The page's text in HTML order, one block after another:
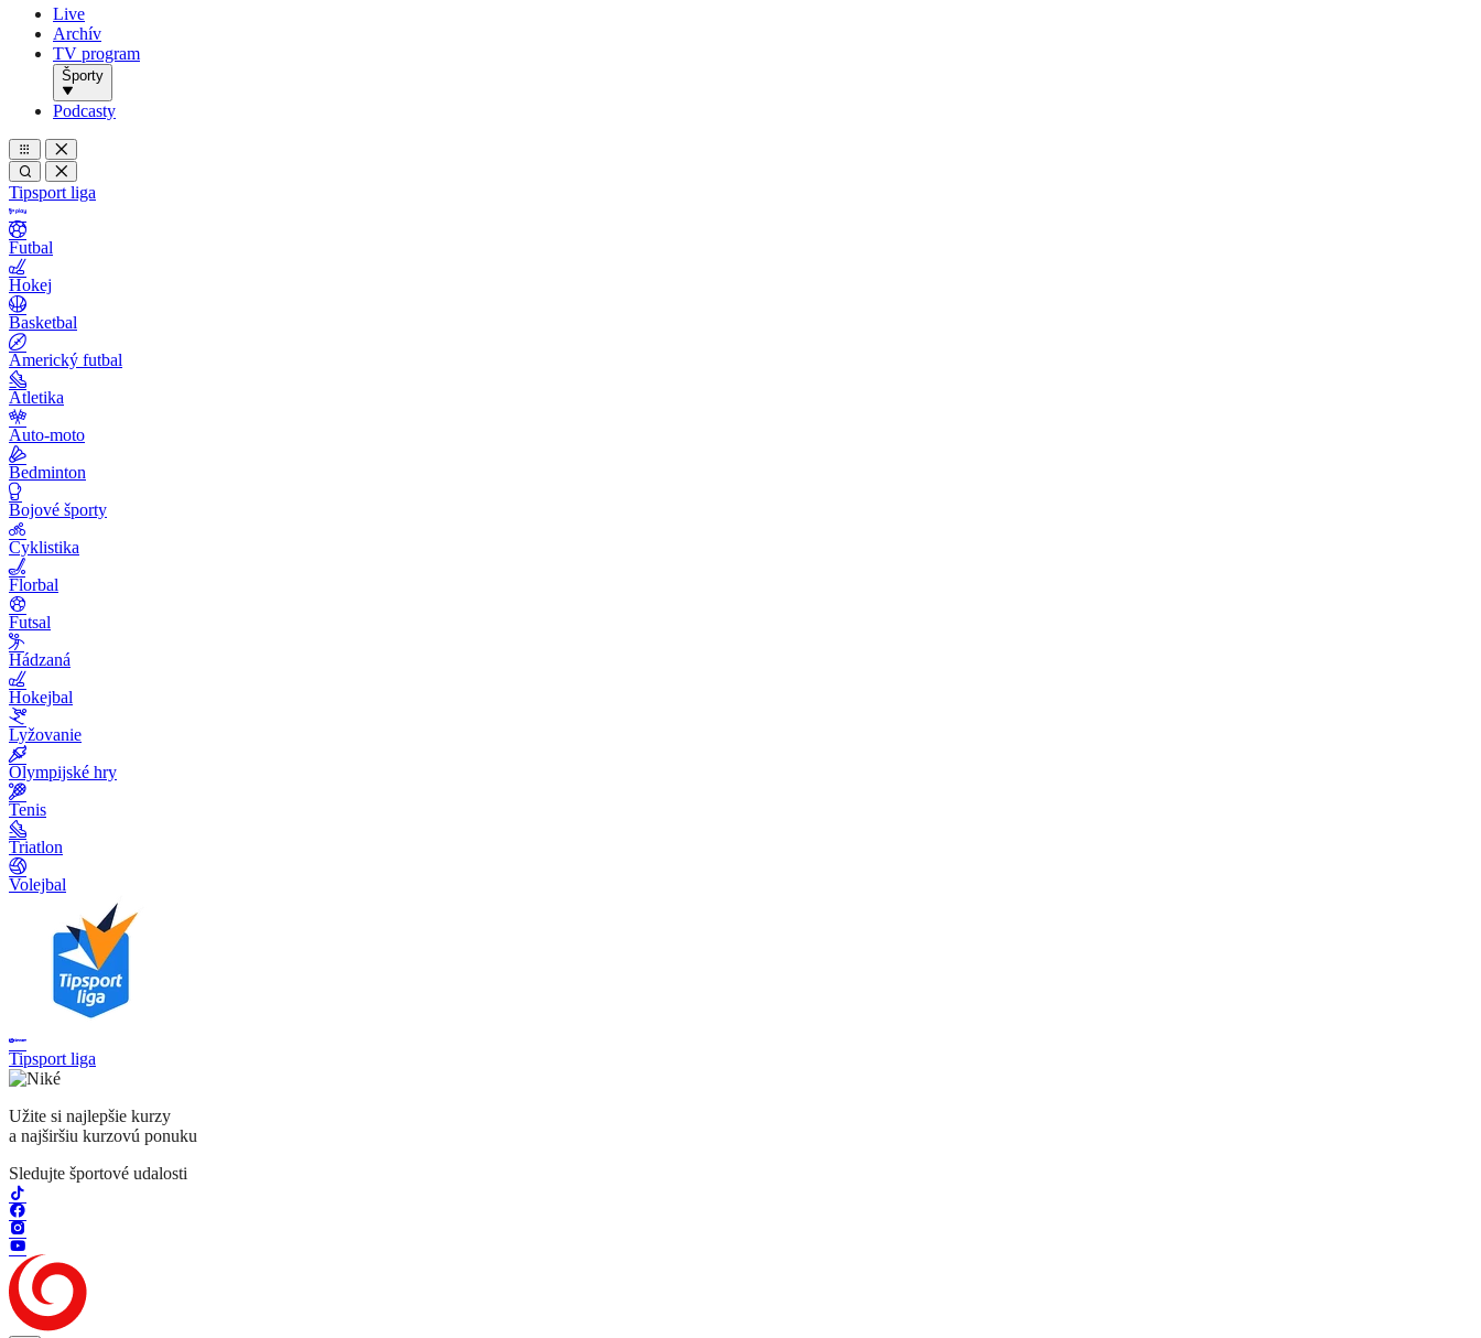
Live
Archív
TV program
Športy
Podcasty
Tipsport liga
Futbal
Hokej
Basketbal
Americký futbal
Atletika
Auto-moto
Bedminton
Bojové športy
Cyklistika
Florbal
Futsal
Hádzaná
Hokejbal
Lyžovanie
Olympijské hry
Tenis
Triatlon
Volejbal
Tipsport liga
Užite si najlepšie kurzy
a najširšiu kurzovú ponuku
Sledujte športové udalosti